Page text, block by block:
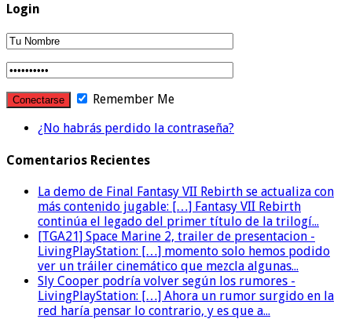
Login
Remember Me
¿No habrás perdido la contraseña?
Comentarios Recientes
La demo de Final Fantasy VII Rebirth se actualiza con
más contenido jugable: […] Fantasy VII Rebirth
continúa el legado del primer título de la trilogí...
[TGA21] Space Marine 2, trailer de presentacion -
LivingPlayStation: […] momento solo hemos podido
ver un tráiler cinemático que mezcla algunas...
Sly Cooper podría volver según los rumores -
LivingPlayStation: […] Ahora un rumor surgido en la
red haría pensar lo contrario, y es que a...